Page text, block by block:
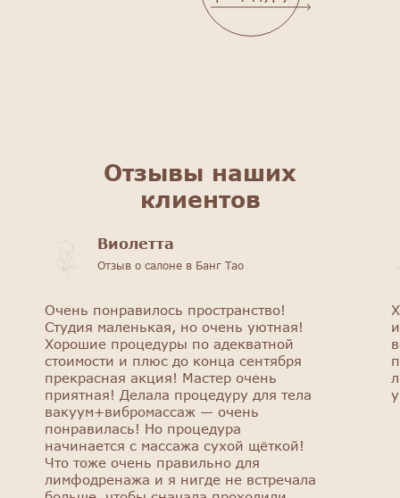
Отзывы наших
клиентов
Виолетта
Отзыв о салоне в Банг Тао
Очень понравилось пространство!
Студия маленькая, но очень уютная!
Хорошие процедуры по адекватной
стоимости и плюс до конца сентября
прекрасная акция! Мастер очень
приятная! Делала процедуру для тела
вакуум+вибромассаж — очень
понравилась! Но процедура
начинается с массажа сухой щёткой!
Что тоже очень правильно для
лимфодренажа и я нигде не встречала